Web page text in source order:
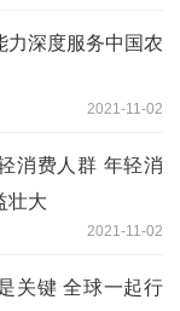
力深度服务中国农
2021-11-02
消费人群 年轻消
壮大
2021-11-02
关键 全球一起行